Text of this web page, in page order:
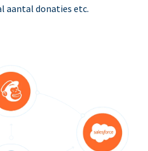
aantal donaties etc.